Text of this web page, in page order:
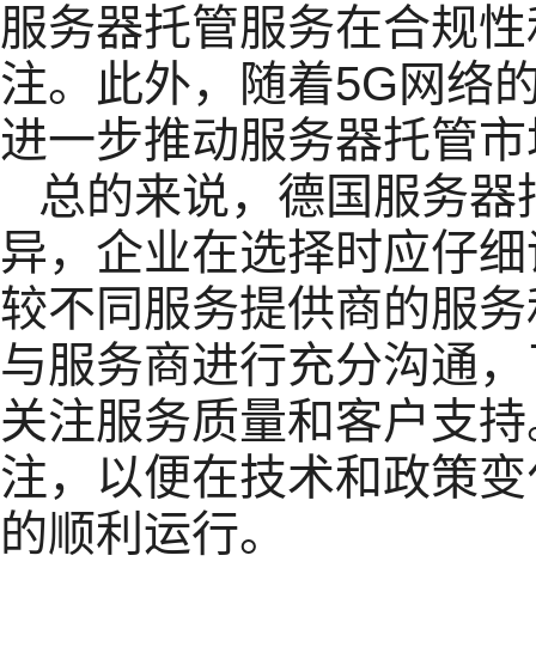
服务器托管服务在合规
注。此外，随着5G网络
进一步推动服务器托管
总的来说，德国服务
异，企业在选择时应仔
较不同服务提供商的服
与服务商进行充分沟通
关注服务质量和客户支
注，以便在技术和政策
的顺利运行。